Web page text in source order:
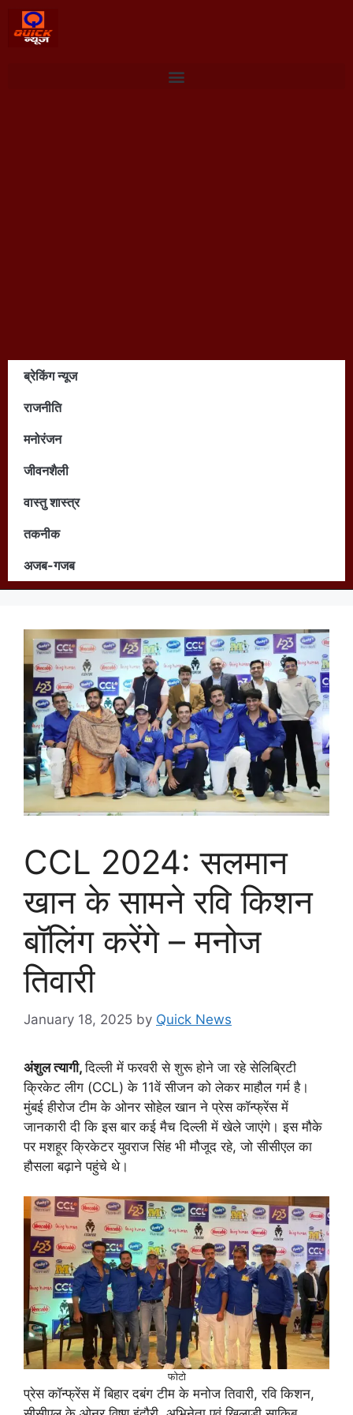
ब्रेकिंग न्यूज
राजनीति
मनोरंजन
जीवनशैली
वास्तु शास्त्र
तकनीक
अजब-गजब
CCL 2024: सलमान
खान के सामने रवि किशन
बॉलिंग करेंगे – मनोज
तिवारी
January 18, 2025 by Quick News
अंशुल त्यागी,दिल्ली में फरवरी से शुरू होने जा रहे सेलिब्रिटी
क्रिकेट लीग (CCL) के 11वें सीजन को लेकर माहौल गर्म है।
मुंबई हीरोज टीम के ओनर सोहेल खान ने प्रेस कॉन्फ्रेंस में
जानकारी दी कि इस बार कई मैच दिल्ली में खेले जाएंगे। इस मौके
पर मशहूर क्रिकेटर युवराज सिंह भी मौजूद रहे, जो सीसीएल का
हौसला बढ़ाने पहुंचे थे।
फोटो
प्रेस कॉन्फ्रेंस में बिहार दबंग टीम के मनोज तिवारी, रवि किशन,